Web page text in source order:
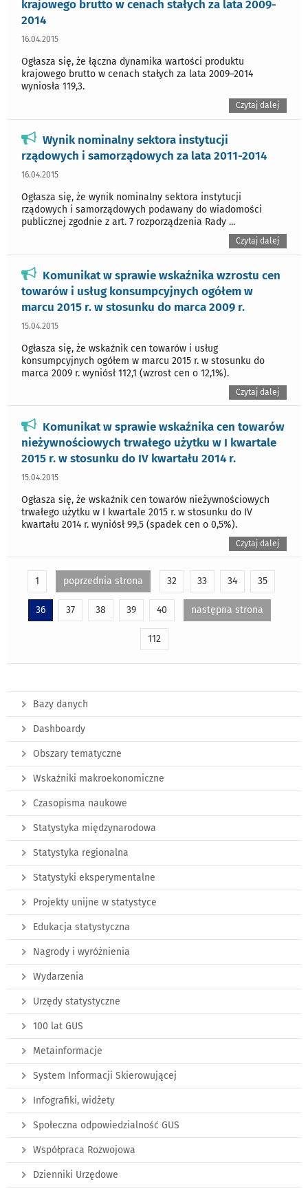
krajowego brutto w cenach stałych za lata 2009-
2014
16.04.2015
Ogłasza się, że łączna dynamika wartości produktu
krajowego brutto w cenach stałych za lata 2009–2014
wyniosła 119,3.
Czytaj dalej
Wynik nominalny sektora instytucji
rządowych i samorządowych za lata 2011-2014
16.04.2015
Ogłasza się, że wynik nominalny sektora instytucji
rządowych i samorządowych podawany do wiadomości
publicznej zgodnie z art. 7 rozporządzenia Rady ...
Czytaj dalej
Komunikat w sprawie wskaźnika wzrostu cen
towarów i usług konsumpcyjnych ogółem w
marcu 2015 r. w stosunku do marca 2009 r.
15.04.2015
Ogłasza się, że wskaźnik cen towarów i usług
konsumpcyjnych ogółem w marcu 2015 r. w stosunku do
marca 2009 r. wyniósł 112,1 (wzrost cen o 12,1%).
Czytaj dalej
Komunikat w sprawie wskaźnika cen towarów
nieżywnościowych trwałego użytku w I kwartale
2015 r. w stosunku do IV kwartału 2014 r.
15.04.2015
Ogłasza się, że wskaźnik cen towarów nieżywnościowych
trwałego użytku w I kwartale 2015 r. w stosunku do IV
kwartału 2014 r. wyniósł 99,5 (spadek cen o 0,5%).
Czytaj dalej
1 poprzednia strona 32 33 34 35
36 37 38 39 40 następna strona
112
Bazy danych
Dashboardy
Obszary tematyczne
Wskaźniki makroekonomiczne
Czasopisma naukowe
Statystyka międzynarodowa
Statystyka regionalna
Statystyki eksperymentalne
Projekty unijne w statystyce
Edukacja statystyczna
Nagrody i wyróżnienia
Wydarzenia
Urzędy statystyczne
100 lat GUS
Metainformacje
System Informacji Skierowującej
Infografiki, widżety
Społeczna odpowiedzialność GUS
Współpraca Rozwojowa
Dzienniki Urzędowe